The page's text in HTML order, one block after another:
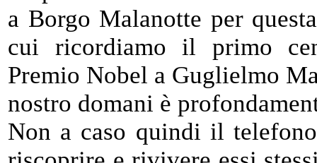
a Borgo Malanotte per
cui ricordiamo il primo
Premio Nobel a Guglielmo
nostro domani è
Non a caso quindi il